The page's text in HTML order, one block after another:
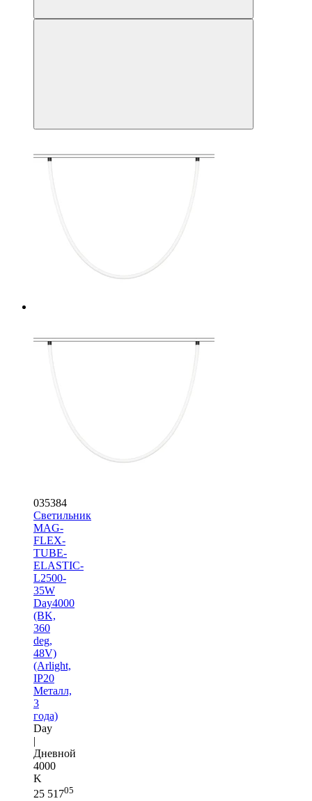
035384
Светильник
MAG-
FLEX-
TUBE-
ELASTIC-
L2500-
35W
Day4000
(BK,
360
deg,
48V)
(Arlight,
IP20
Металл,
3
года)
Day
|
Дневной
4000
K
25 51705